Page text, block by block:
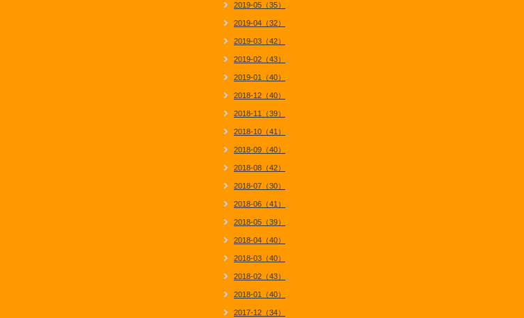
2019-05（35）
2019-04（32）
2019-03（42）
2019-02（43）
2019-01（40）
2018-12（40）
2018-11（39）
2018-10（41）
2018-09（40）
2018-08（42）
2018-07（30）
2018-06（41）
2018-05（39）
2018-04（40）
2018-03（40）
2018-02（43）
2018-01（40）
2017-12（34）